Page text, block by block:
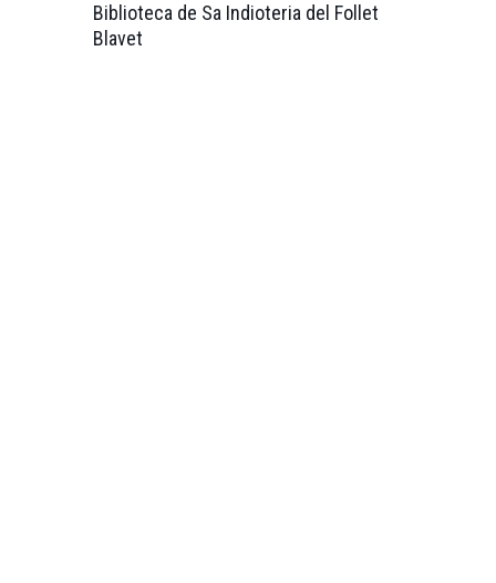
Biblioteca de Sa Indioteria del Follet
Blavet